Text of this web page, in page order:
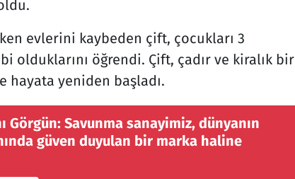
evlerini kaybeden çift, çocukları 3
olduklarını öğrendi. Çift, çadır ve kiralık bir
hayata yeniden başladı.
Görgün: Savunma sanayimiz, dünyanın
güven duyulan bir marka haline